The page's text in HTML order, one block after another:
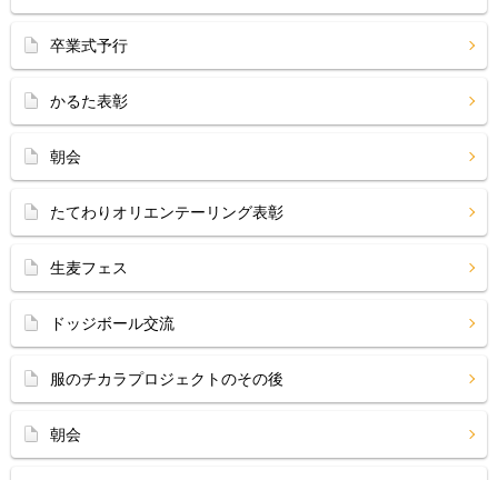
卒業式予行
かるた表彰
朝会
たてわりオリエンテーリング表彰
生麦フェス
ドッジボール交流
服のチカラプロジェクトのその後
朝会